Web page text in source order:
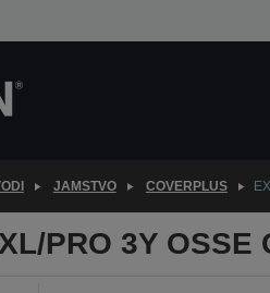
JAMSTVO COVERPLUS
PRO 3Y OSSE